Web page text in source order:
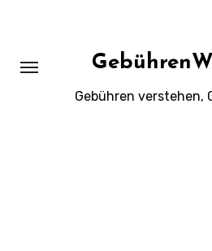
Gebühren verstehen,